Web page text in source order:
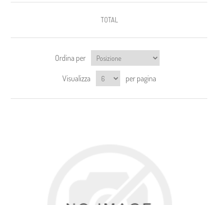
TOTAL
Ordina per
Visualizza per pagina